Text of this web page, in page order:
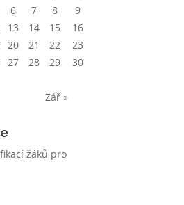
6 7 8
9
13 14 15
16
20 21 22
23
27 28 29
30
Zář »
žáků pro